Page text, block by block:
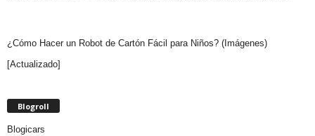
¿Cómo Hacer un Robot de Cartón Fácil para Niños? (Imágenes)
[Actualizado]
Blogroll
Blogicars